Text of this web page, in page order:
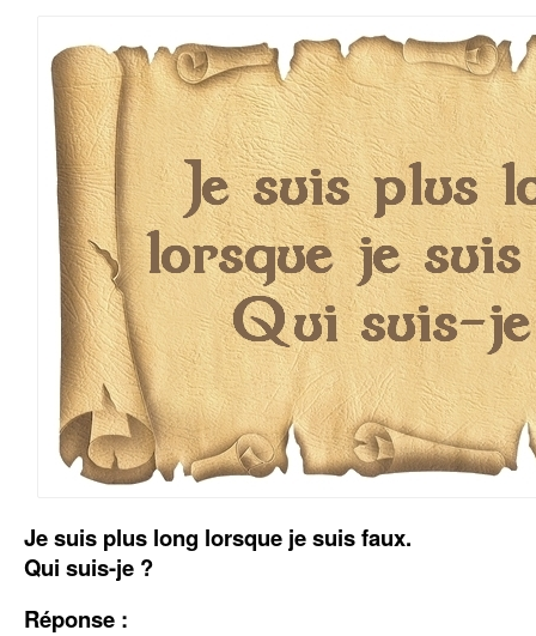
Je suis plus long lorsque je suis faux.
Qui suis-je ?
Réponse :